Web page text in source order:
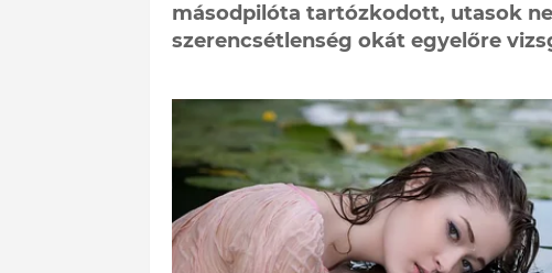
másodpilóta tartózkodott, utasok
szerencsétlenség okát egyelőre